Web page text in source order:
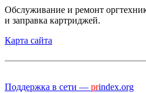
Обслуживание и ремонт
и заправка картриджей.
Карта сайта
Поддержка в сети — prindex.org